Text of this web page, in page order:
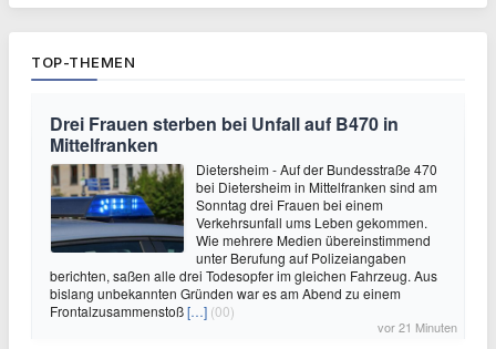
TOP-THEMEN
Drei Frauen sterben bei Unfall auf B470 in
Mittelfranken
Dietersheim - Auf der Bundesstraße 470
bei Dietersheim in Mittelfranken sind am
Sonntag drei Frauen bei einem
Verkehrsunfall ums Leben gekommen.
Wie mehrere Medien übereinstimmend
unter Berufung auf Polizeiangaben
berichten, saßen alle drei Todesopfer im gleichen Fahrzeug. Aus
bislang unbekannten Gründen war es am Abend zu einem
Frontalzusammenstoß[…] (00)
vor 21 Minuten